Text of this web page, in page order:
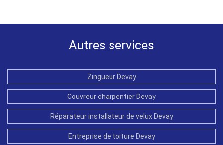
Autres services
Zingueur Devay
Couvreur charpentier Devay
Réparateur installateur de velux Devay
Entreprise de toiture Devay